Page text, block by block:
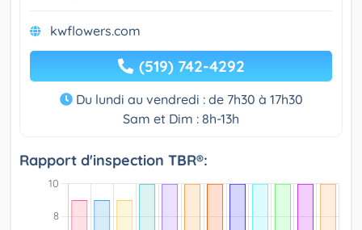
kwflowers.com
(519) 742-4292
Du lundi au vendredi : de 7h30 à 17h30
Sam et Dim : 8h-13h
Rapport d'inspection TBR®: